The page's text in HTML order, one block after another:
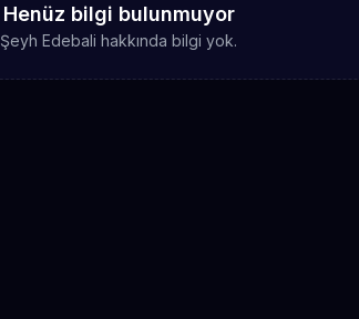
Henüz bilgi bulunmuyor
Şeyh Edebali hakkında bilgi yok.